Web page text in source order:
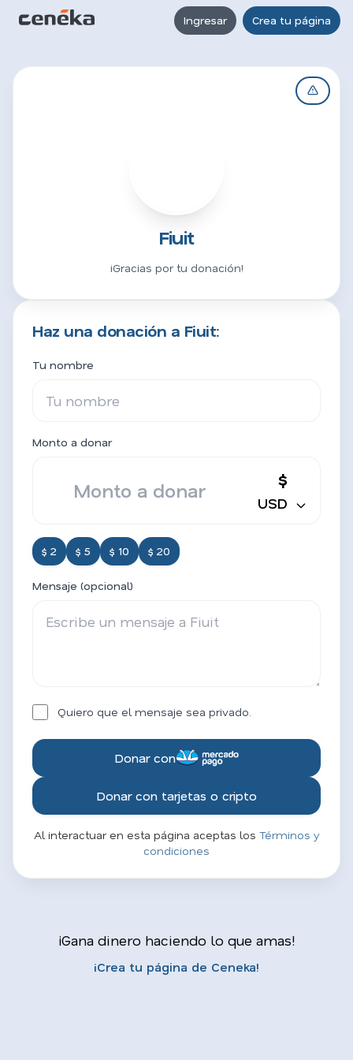
Ingresar Crea tu página
Fiuit
¡Gracias por tu donación!
Haz una donación a Fiuit:
Tu nombre
Monto a donar
$
USD
$ 2 $ 5 $ 10 $ 20
Mensaje (opcional)
Quiero que el mensaje sea privado.
Donar con
Donar con tarjetas o cripto
Al interactuar en esta página aceptas los Términos y
condiciones
¡Gana dinero haciendo lo que amas!
¡Crea tu página de Ceneka!